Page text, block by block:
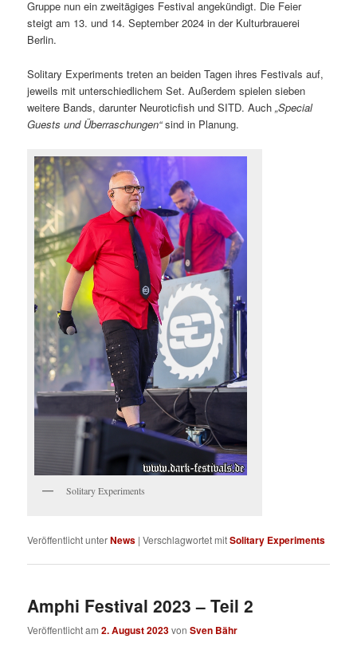
Gruppe nun ein zweitägiges Festival angekündigt. Die Feier
steigt am 13. und 14. September 2024 in der Kulturbrauerei
Berlin.
Solitary Experiments treten an beiden Tagen ihres Festivals auf,
jeweils mit unterschiedlichem Set. Außerdem spielen sieben
weitere Bands, darunter Neuroticfish und SITD. Auch„Special
Guests und Überraschungen“sind in Planung.
Solitary Experiments
Veröffentlicht unterNews |Verschlagwortet mitSolitary Experiments
Amphi Festival 2023 – Teil 2
Veröffentlicht am2. August 2023vonSven Bähr